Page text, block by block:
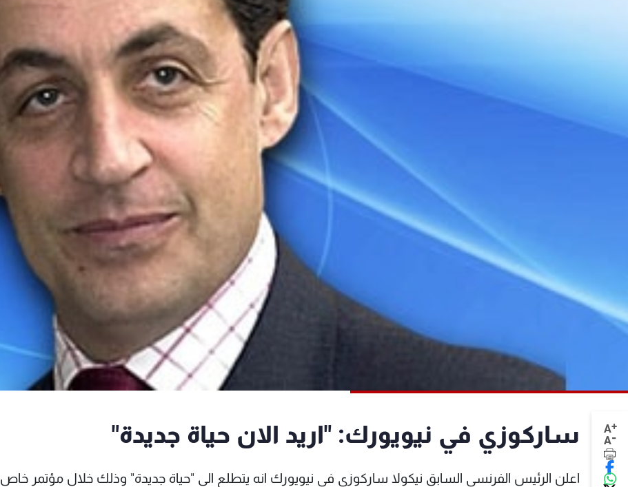
A+
A- ساركوزي في نيويورك: "اريد الان حياة جديدة"
اعلن الرئيس الفرنسي السابق نيكولا ساركوزي في نيويورك انه يتطلع الى "حياة جديدة" وذلك خلال مؤتمر خاص